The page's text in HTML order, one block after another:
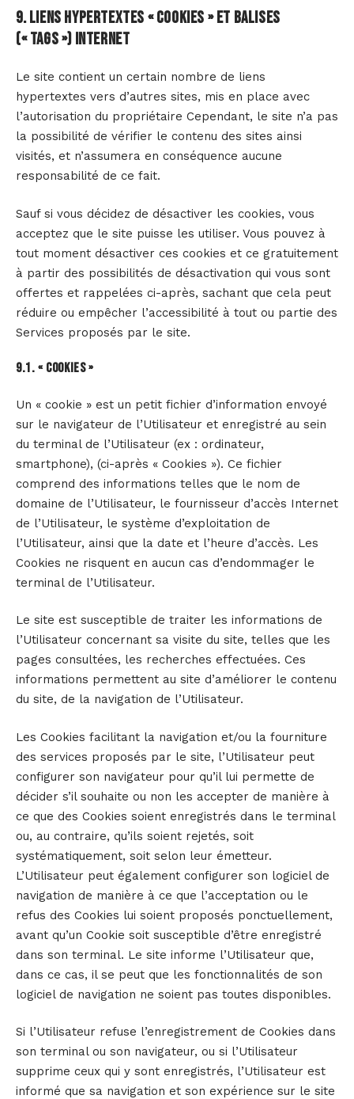
9. Liens hypertextes « cookies » et balises
(« tags ») internet
Le site contient un certain nombre de liens
hypertextes vers d’autres sites, mis en place avec
l’autorisation du propriétaire Cependant, le site n’a pas
la possibilité de vérifier le contenu des sites ainsi
visités, et n’assumera en conséquence aucune
responsabilité de ce fait.
Sauf si vous décidez de désactiver les cookies, vous
acceptez que le site puisse les utiliser. Vous pouvez à
tout moment désactiver ces cookies et ce gratuitement
à partir des possibilités de désactivation qui vous sont
offertes et rappelées ci-après, sachant que cela peut
réduire ou empêcher l’accessibilité à tout ou partie des
Services proposés par le site.
9.1. « COOKIES »
Un « cookie » est un petit fichier d’information envoyé
sur le navigateur de l’Utilisateur et enregistré au sein
du terminal de l’Utilisateur (ex : ordinateur,
smartphone), (ci-après « Cookies »). Ce fichier
comprend des informations telles que le nom de
domaine de l’Utilisateur, le fournisseur d’accès Internet
de l’Utilisateur, le système d’exploitation de
l’Utilisateur, ainsi que la date et l’heure d’accès. Les
Cookies ne risquent en aucun cas d’endommager le
terminal de l’Utilisateur.
Le site est susceptible de traiter les informations de
l’Utilisateur concernant sa visite du site, telles que les
pages consultées, les recherches effectuées. Ces
informations permettent au site d’améliorer le contenu
du site, de la navigation de l’Utilisateur.
Les Cookies facilitant la navigation et/ou la fourniture
des services proposés par le site, l’Utilisateur peut
configurer son navigateur pour qu’il lui permette de
décider s’il souhaite ou non les accepter de manière à
ce que des Cookies soient enregistrés dans le terminal
ou, au contraire, qu’ils soient rejetés, soit
systématiquement, soit selon leur émetteur.
L’Utilisateur peut également configurer son logiciel de
navigation de manière à ce que l’acceptation ou le
refus des Cookies lui soient proposés ponctuellement,
avant qu’un Cookie soit susceptible d’être enregistré
dans son terminal. Le site informe l’Utilisateur que,
dans ce cas, il se peut que les fonctionnalités de son
logiciel de navigation ne soient pas toutes disponibles.
Si l’Utilisateur refuse l’enregistrement de Cookies dans
son terminal ou son navigateur, ou si l’Utilisateur
supprime ceux qui y sont enregistrés, l’Utilisateur est
informé que sa navigation et son expérience sur le site